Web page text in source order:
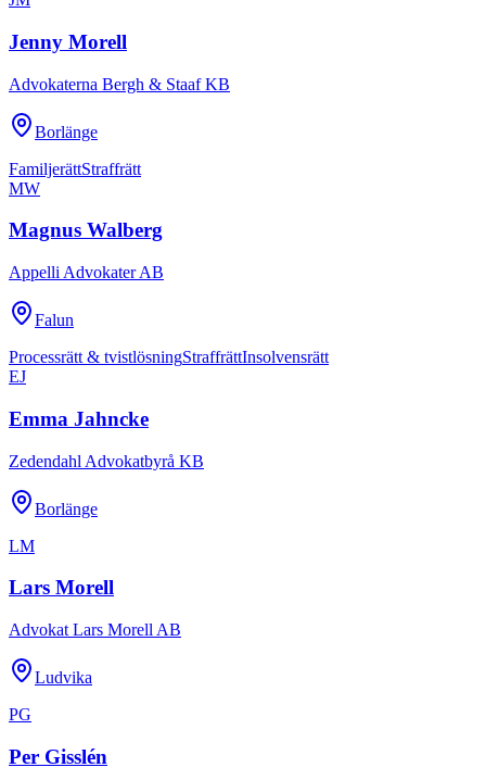
Jenny Morell
Advokaterna Bergh & Staaf KB
Borlänge
FamiljerättStraffrätt
MW
Magnus Walberg
Appelli Advokater AB
Falun
Processrätt & tvistlösningStraffrättInsolvensrätt
EJ
Emma Jahncke
Zedendahl Advokatbyrå KB
Borlänge
LM
Lars Morell
Advokat Lars Morell AB
Ludvika
PG
Per Gisslén